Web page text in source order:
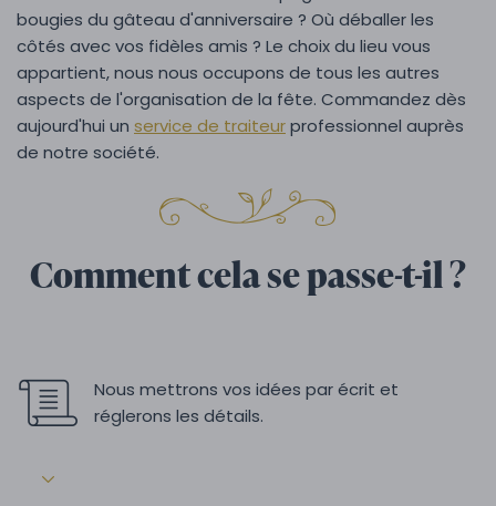
bougies du gâteau d'anniversaire ? Où déballer les
côtés avec vos fidèles amis ? Le choix du lieu vous
appartient, nous nous occupons de tous les autres
aspects de l'organisation de la fête. Commandez dès
aujourd'hui un service de traiteurprofessionnel auprès
de notre société.
Comment cela se passe-t-il ?
Nous mettrons vos idées par écrit et
réglerons les détails.